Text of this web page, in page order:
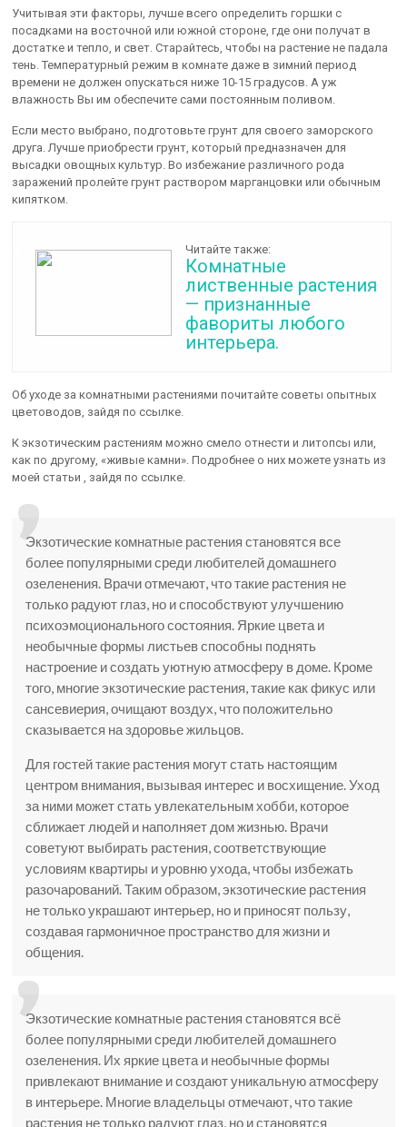
Учитывая эти факторы, лучше всего определить горшки с
посадками на восточной или южной стороне, где они получат в
достатке и тепло, и свет. Старайтесь, чтобы на растение не падала
тень. Температурный режим в комнате даже в зимний период
времени не должен опускаться ниже 10-15 градусов. А уж
влажность Вы им обеспечите сами постоянным поливом.
Если место выбрано, подготовьте грунт для своего заморского
друга. Лучше приобрести грунт, который предназначен для
высадки овощных культур. Во избежание различного рода
заражений пролейте грунт раствором марганцовки или обычным
кипятком.
Читайте также:
Комнатные
лиственные растения
— признанные
фавориты любого
интерьера.
Об уходе за комнатными растениями почитайте советы опытных
цветоводов, зайдя по ссылке.
К экзотическим растениям можно смело отнести и литопсы или,
как по другому, «живые камни». Подробнее о них можете узнать из
моей статьи , зайдя по ссылке.
Экзотические комнатные растения становятся все
более популярными среди любителей домашнего
озеленения. Врачи отмечают, что такие растения не
только радуют глаз, но и способствуют улучшению
психоэмоционального состояния. Яркие цвета и
необычные формы листьев способны поднять
настроение и создать уютную атмосферу в доме. Кроме
того, многие экзотические растения, такие как фикус или
сансевиерия, очищают воздух, что положительно
сказывается на здоровье жильцов.
Для гостей такие растения могут стать настоящим
центром внимания, вызывая интерес и восхищение. Уход
за ними может стать увлекательным хобби, которое
сближает людей и наполняет дом жизнью. Врачи
советуют выбирать растения, соответствующие
условиям квартиры и уровню ухода, чтобы избежать
разочарований. Таким образом, экзотические растения
не только украшают интерьер, но и приносят пользу,
создавая гармоничное пространство для жизни и
общения.
Экзотические комнатные растения становятся всё
более популярными среди любителей домашнего
озеленения. Их яркие цвета и необычные формы
привлекают внимание и создают уникальную атмосферу
в интерьере. Многие владельцы отмечают, что такие
растения не только радуют глаз, но и становятся